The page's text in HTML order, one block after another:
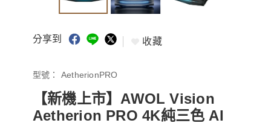
分享到 收藏
型號： AetherionPRO
【新機上市】AWOL Vision
Aetherion PRO 4K純三色 AI